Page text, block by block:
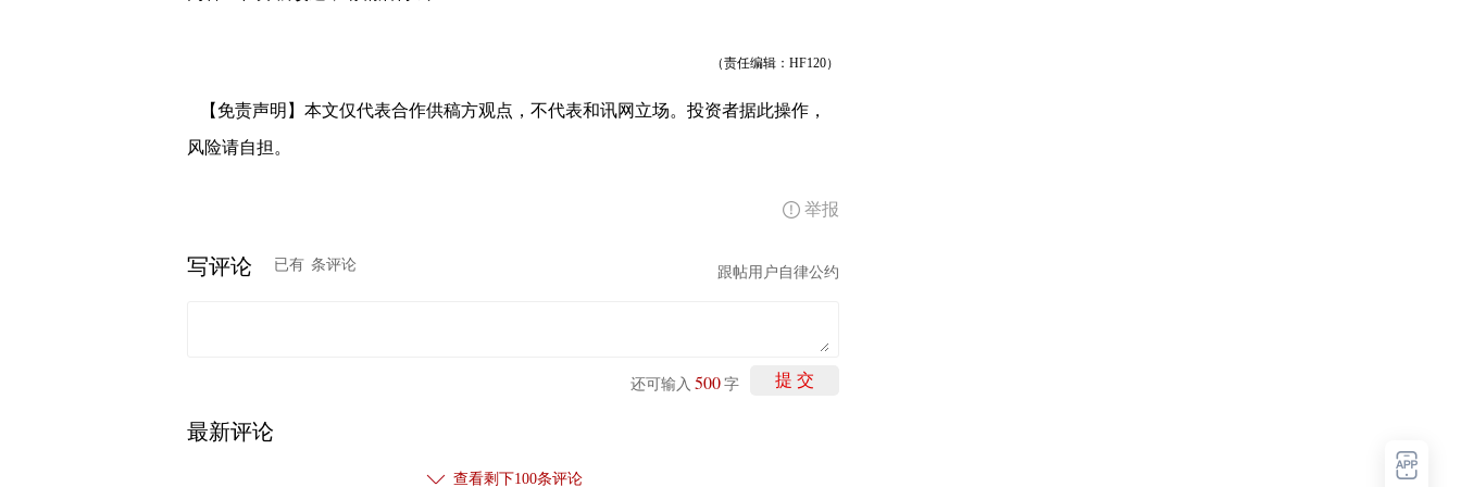
（责任编辑：HF120）
【免责声明】本文仅代表合作供稿方观点，不代表和讯网立场。投资者据此操作，
风险请自担。
举报
写评论 已有 条评论 跟帖用户自律公约
提 交
还可输入 500 字
最新评论
查看剩下100条评论